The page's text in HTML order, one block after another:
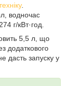
.
водночас
г/кВт·год.
5,5 л, що
додаткового
дасть запуску у